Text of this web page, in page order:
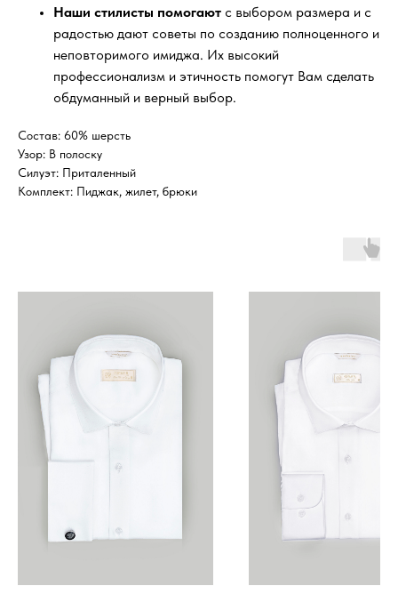
Наши стилисты помогают с выбором размера и с
радостью дают советы по созданию полноценного и
неповторимого имиджа. Их высокий
профессионализм и этичность помогут Вам сделать
обдуманный и верный выбор.
Состав: 60% шерсть
Узор: В полоску
Силуэт: Приталенный
Комплект: Пиджак, жилет, брюки